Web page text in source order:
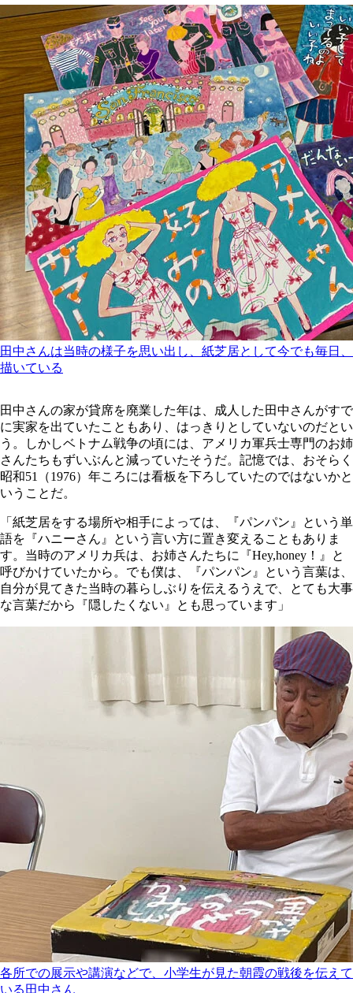
田中さんは当時の様子を思い出し、紙芝居として今でも毎日、
描いている
田中さんの家が貸席を廃業した年は、成人した田中さんがすで
に実家を出ていたこともあり、はっきりとしていないのだとい
う。しかしベトナム戦争の頃には、アメリカ軍兵士専門のお姉
さんたちもずいぶんと減っていたそうだ。記憶では、おそらく
昭和51（1976）年ころには看板を下ろしていたのではないかと
いうことだ。
「紙芝居をする場所や相手によっては、『パンパン』という単
語を『ハニーさん』という言い方に置き変えることもありま
す。当時のアメリカ兵は、お姉さんたちに『Hey,honey！』と
呼びかけていたから。でも僕は、『パンパン』という言葉は、
自分が見てきた当時の暮らしぶりを伝えるうえで、とても大事
な言葉だから『隠したくない』とも思っています」
各所での展示や講演などで、小学生が見た朝霞の戦後を伝えて
いる田中さん